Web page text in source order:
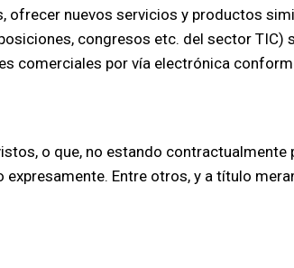
nuevos servicios y productos
congresos etc. del sector TIC)
comerciales por vía electrónica
o que, no estando contractualmente
Entre otros, y a título